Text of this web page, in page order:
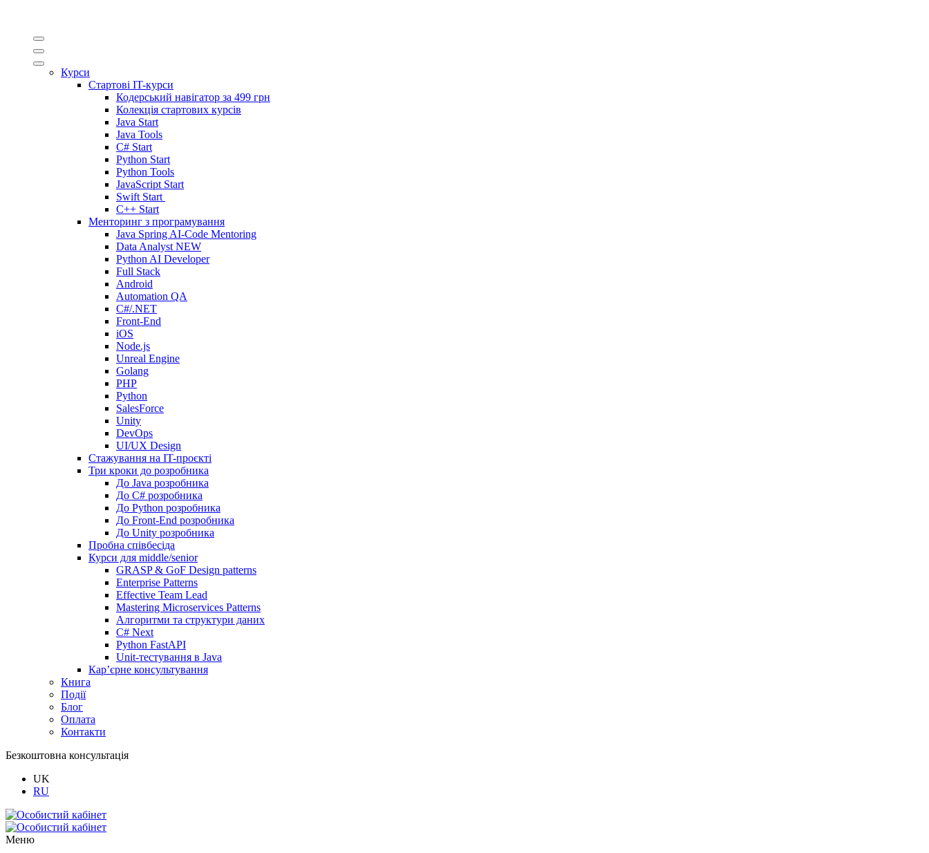
Курси
Стартові IT-курси
Кодерський навігатор за 499 грн
Колекція стартових курсів
Java Start
Java Tools
C# Start
Python Start
Python Tools
JavaScript Start
Swift Start
C++ Start
Менторинг з програмування
Java Spring AI-Code Mentoring
Data Analyst NEW
Python AI Developer
Full Stack
Android
Automation QA
C#/.NET
Front-End
iOS
Node.js
Unreal Engine
Golang
PHP
Python
SalesForce
Unity
DevOps
UI/UX Design
Стажування на IT-проєкті
Три кроки до розробника
До Java розробника
До C# розробника
До Python розробника
До Front-End розробника
До Unity розробника
Пробна співбесіда
Курси для middle/senior
GRASP & GoF Design patterns
Enterprise Patterns
Effective Team Lead
Mastering Microservices Patterns
Алгоритми та структури даних
C# Next
Python FastAPI
Unit-тестування в Java
Кар’єрне консультування
Книга
Події
Блог
Оплата
Контакти
Безкоштовна консультація
UK
RU
Меню